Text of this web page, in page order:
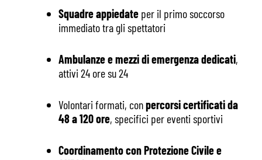
Squadre appiedate per il primo soccorso
immediato tra gli spettatori
Ambulanze e mezzi di emergenza dedicati,
attivi 24 ore su 24
Volontari formati, conpercorsi certificati da
48 a 120 ore, specifici per eventi sportivi
Coordinamento con Protezione Civile e